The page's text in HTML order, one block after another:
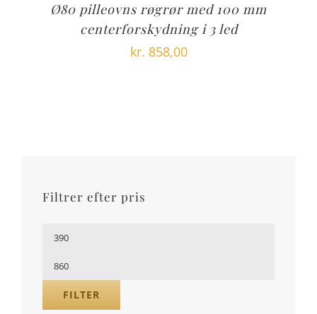
Ø80 pilleovns røgrør med 100 mm
centerforskydning i 3 led
kr. 858,00
Filtrer efter pris
Mindste
Højeste
pris
FILTER